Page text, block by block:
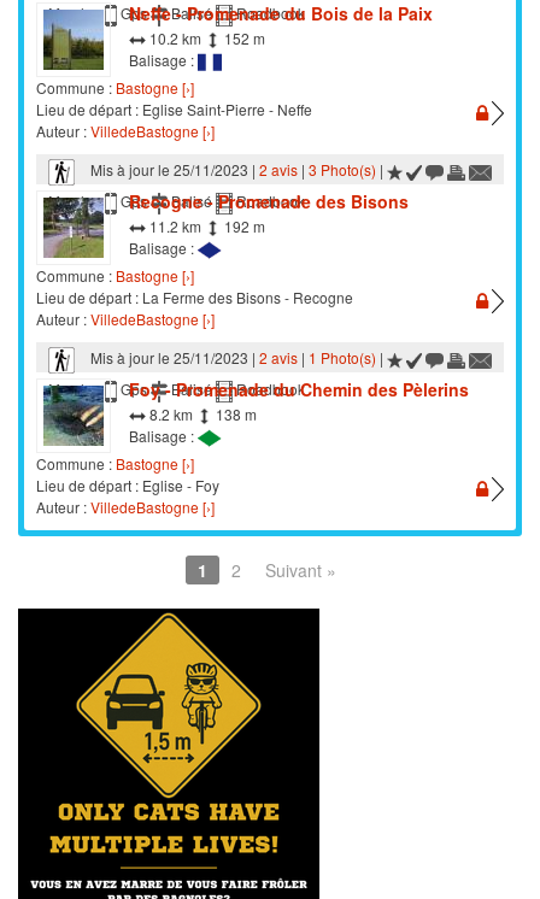
Marche
Gps Balisé Roadbook
Neffe - Promenade du Bois de la Paix
10.2 km
152 m
Balisage :
Commune : Bastogne [›]
Lieu de départ : Eglise Saint-Pierre - Neffe
Auteur :VilledeBastogne [›]
Mis à jour le 25/11/2023 | 2 avis| 3 Photo(s) |
Marche
Gps Balisé Roadbook
Recogne - Promenade des Bisons
11.2 km
192 m
Balisage :
Commune : Bastogne [›]
Lieu de départ : La Ferme des Bisons - Recogne
Auteur :VilledeBastogne [›]
Mis à jour le 25/11/2023 | 2 avis| 1 Photo(s) |
Marche
Gps Balisé Roadbook
Foy - Promenade du Chemin des Pèlerins
8.2 km
138 m
Balisage :
Commune : Bastogne [›]
Lieu de départ : Eglise - Foy
Auteur :VilledeBastogne [›]
1 2 Suivant »